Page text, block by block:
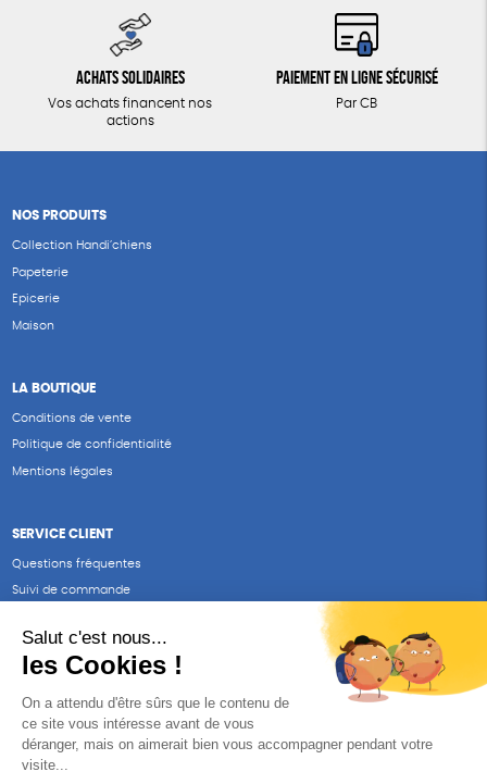
Achats solidaires
Vos achats financent nos
actions
Paiement en ligne sécurisé
Par CB
NOS PRODUITS
Collection Handi’chiens
Papeterie
Epicerie
Maison
LA BOUTIQUE
Conditions de vente
Politique de confidentialité
Mentions légales
SERVICE CLIENT
Questions fréquentes
Suivi de commande
Renvoyer des articles
SUIVEZ-NOUS